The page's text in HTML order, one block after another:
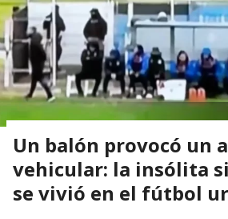
Un balón provocó un
vehicular: la insólita
se vivió en el fútbol